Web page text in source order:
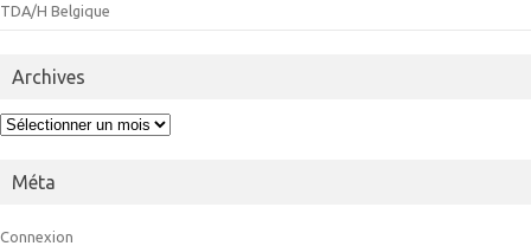
TDA/H Belgique
Archives
Archives
Méta
Connexion